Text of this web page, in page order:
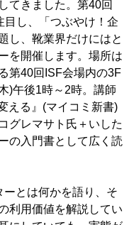
てきました。第40回
目し、「つぶやけ！企
し、靴業界だけにはと
を開催します。場所は
第40回ISF会場内の3F
)午後1時～2時。講師
える』(マイコミ新書)
グレマサト氏＋いした
の入門書として広く読
ーとは何かを語り、そ
利用価値を解説してい